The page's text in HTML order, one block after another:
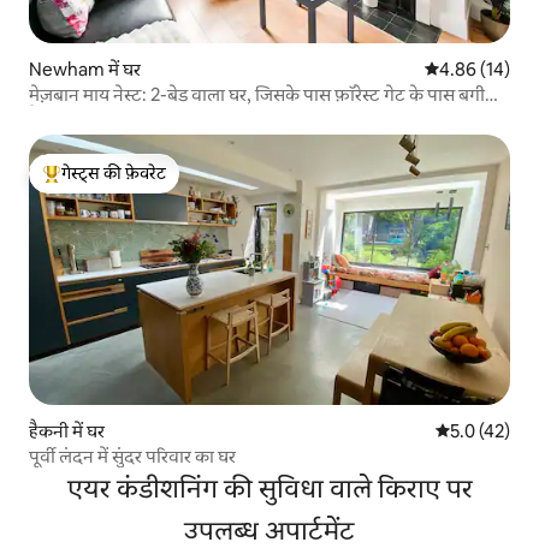
Newham में घर औसत रेटिंग 5 में
4.86 (14)
मेज़बान माय नेस्ट: 2-बेड वाला घर, जिसके पास फ़ॉरेस्ट गेट के पास बगीचा
गेस्ट्स का टॉप फ़ेवरेट
गेस्ट्स की फ़ेवरेट
हैकनी में घर औसत रेटिंग 5
5.0 (42)
पूर्वी लंदन में सुंदर परिवार का घर
एयर कंडीशनिंग की सुविधा वाले किराए पर
उपलब्ध अपार्टमेंट